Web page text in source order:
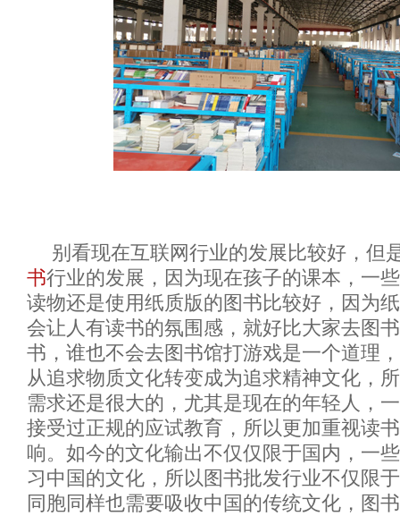
别看现在互联网行业的发展比较好，但
书行业的发展，因为现在孩子的课本，一
读物还是使用纸质版的图书比较好，因为
会让人有读书的氛围感，就好比大家去图
书，谁也不会去图书馆打游戏是一个道理
从追求物质文化转变成为追求精神文化，
需求还是很大的，尤其是现在的年轻人，
接受过正规的应试教育，所以更加重视读
响。如今的文化输出不仅仅限于国内，一
习中国的文化，所以图书批发行业不仅限
同胞同样也需要吸收中国的传统文化，图